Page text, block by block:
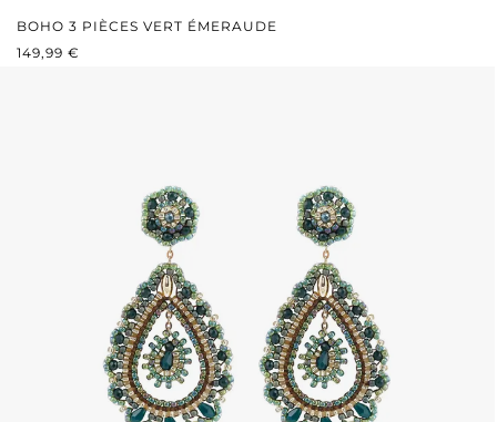
BOHO 3 PIÈCES VERT ÉMERAUDE
PRIX RÉGULIER :
149,99 €